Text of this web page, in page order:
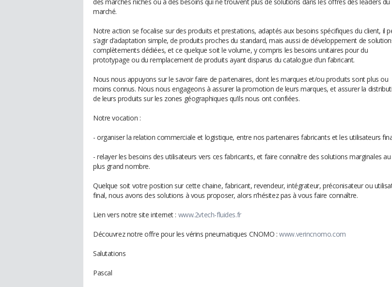
marché.
Notre action se focalise sur des produits et prestations, adaptés aux besoins spécifiques du client, il
s’agir d’adaptation simple, de produits proches du standard, mais aussi de développement de
complètements dédiées, et ce quelque soit le volume, y compris les besoins unitaires pour du
prototypage ou du remplacement de produits ayant disparus du catalogue d’un fabricant.
Nous nous appuyons sur le savoir faire de partenaires, dont les marques et/ou produits sont plus ou
moins connus. Nous nous engageons à assurer la promotion de leurs marques, et assurer la
de leurs produits sur les zones géographiques qu’ils nous ont confiées.
Notre vocation :
- organiser la relation commerciale et logistique, entre nos partenaires fabricants et les utilisateurs
- relayer les besoins des utilisateurs vers ces fabricants, et faire connaître des solutions marginales au
plus grand nombre.
Quelque soit votre position sur cette chaine, fabricant, revendeur, intégrateur, préconisateur ou
final, nous avons des solutions à vous proposer, alors n’hésitez pas à vous faire connaître.
Lien vers notre site internet : www.2vtech-fluides.fr
Découvrez notre offre pour les vérins pneumatiques CNOMO :www.verincnomo.com
Salutations
Pascal